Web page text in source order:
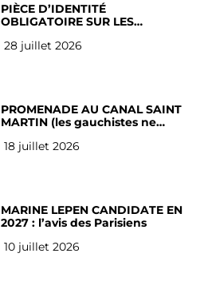
PIÈCE D’IDENTITÉ
OBLIGATOIRE SUR LES
Français
28 juillet 2026
PROMENADE AU CANAL SAINT
MARTIN (les gauchistes ne
18 juillet 2026
MARINE LEPEN CANDIDATE EN
2027 : l’avis des Parisiens
10 juillet 2026